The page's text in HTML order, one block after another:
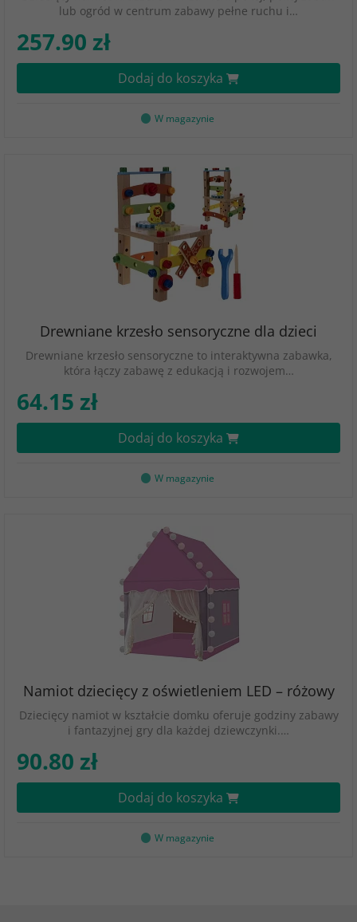
lub ogród w centrum zabawy pełne ruchu i…
257.90 zł
Dodaj do koszyka
W magazynie
Drewniane krzesło sensoryczne dla dzieci
Drewniane krzesło sensoryczne to interaktywna zabawka,
która łączy zabawę z edukacją i rozwojem…
64.15 zł
Dodaj do koszyka
W magazynie
Namiot dziecięcy z oświetleniem LED – różowy
Dziecięcy namiot w kształcie domku oferuje godziny zabawy
i fantazyjnej gry dla każdej dziewczynki.…
90.80 zł
Dodaj do koszyka
W magazynie